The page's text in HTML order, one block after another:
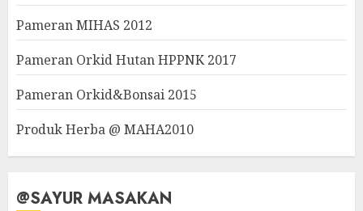
Pameran MIHAS 2012
Pameran Orkid Hutan HPPNK 2017
Pameran Orkid&Bonsai 2015
Produk Herba @ MAHA2010
@SAYUR MASAKAN